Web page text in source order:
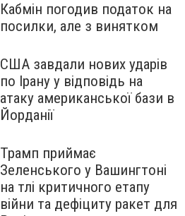
Кабмін погодив податок на
посилки, але з винятком
США завдали нових ударів
по Ірану у відповідь на
атаку американської бази в
Йорданії
Трамп приймає
Зеленського у Вашингтоні
на тлі критичного етапу
війни та дефіциту ракет для